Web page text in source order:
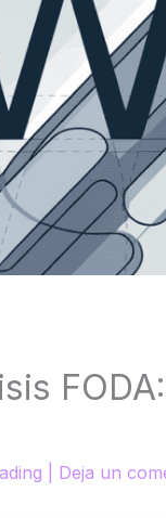
Deja un